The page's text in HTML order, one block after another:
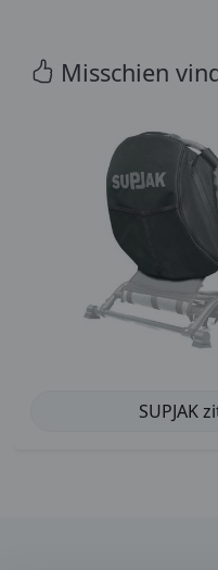
Misschien
SUPJAK